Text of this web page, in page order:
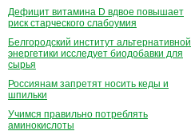
Дефицит витамина D вдвое повышает
риск старческого слабоумия
Белгородский институт альтернативной
энергетики исследует биодобавки для
сырья
Россиянам запретят носить кеды и
шпильки
Учимся правильно потреблять
аминокислоты